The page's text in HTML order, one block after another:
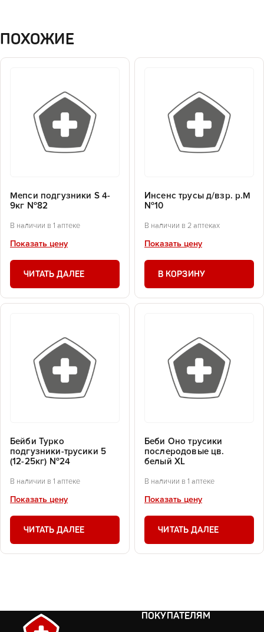
ПОХОЖИЕ
Мепси подгузники S 4-
9кг №82
В наличии в 1 аптеке
Показать цену
ЧИТАТЬ ДАЛЕЕ
Инсенс трусы д/взр. р.М
№10
В наличии в 2 аптеках
Показать цену
В КОРЗИНУ
Бейби Турко
подгузники-трусики 5
(12-25кг) №24
В наличии в 1 аптеке
Показать цену
ЧИТАТЬ ДАЛЕЕ
Беби Оно трусики
послеродовые цв.
белый XL
В наличии в 1 аптеке
Показать цену
ЧИТАТЬ ДАЛЕЕ
ПОКУПАТЕЛЯМ